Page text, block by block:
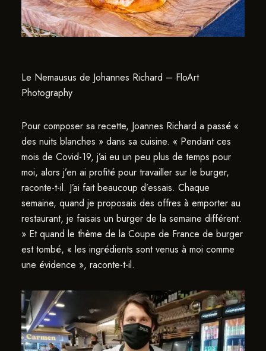
Le Nemausus de Johannes Richard – FloArt
Photography
Pour composer sa recette, Joannes Richard a passé «
des nuits blanches » dans sa cuisine. « Pendant ces
mois de Covid-19, j’ai eu un peu plus de temps pour
moi, alors j’en ai profité pour travailler sur le burger,
raconte-t-il. J’ai fait beaucoup d’essais. Chaque
semaine, quand je proposais des offres à emporter au
restaurant, je faisais un burger de la semaine différent.
» Et quand le thème de la Coupe de France de burger
est tombé, « les ingrédients sont venus à moi comme
une évidence », raconte-t-il.